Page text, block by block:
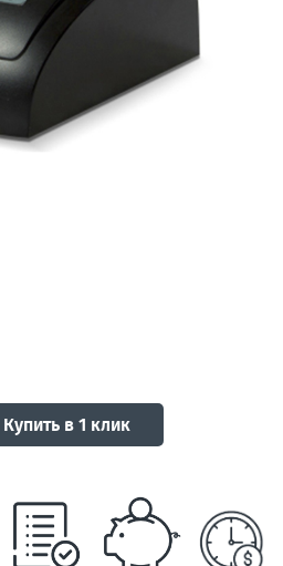
Купить в 1 клик